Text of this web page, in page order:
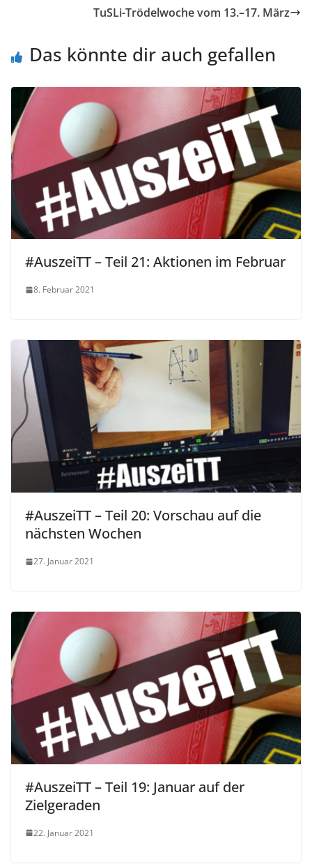
TuSLi-Trödelwoche vom 13.–17. März
Das könnte dir auch gefallen
#AuszeiTT – Teil 21: Aktionen im Februar
8. Februar 2021
#AuszeiTT – Teil 20: Vorschau auf die
nächsten Wochen
27. Januar 2021
#AuszeiTT – Teil 19: Januar auf der
Zielgeraden
22. Januar 2021